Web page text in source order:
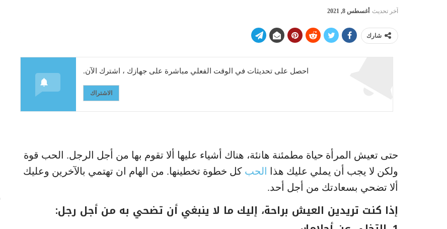
آخر تحديث أغسطس 8, 2021
شارك
احصل على تحديثات في الوقت الفعلي مباشرة على جهازك ، اشترك الآن.
الاشتراك
حتى تعيش المرأة حياة مطمئنة هانئة، هناك أشياء عليها ألا تقوم بها من أجل الرجل. الحب قوة
ولكن لا يجب أن يملي عليك هذا
الحب كل خطوة تخطينها. من الهام ان تهتمي بالآخرين وعليك
ألا تضحي بسعادتك من أجل أحد.
إذا كنت تريدين العيش براحة، إليك ما لا ينبغي أن تضحي به من أجل رجل: